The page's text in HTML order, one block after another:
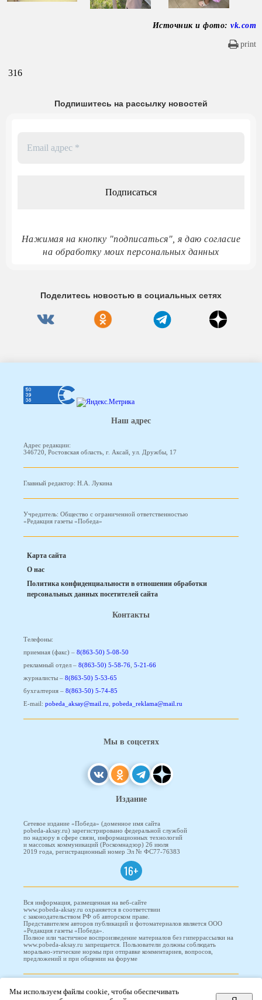
Источник и фото: vk.com
print
316
Подпишитесь на рассылку новостей
Нажимая на кнопку "подписаться", я даю согласие
на обработку моих персональных данных
Поделитесь новостью в социальных сетях
Наш адрес
Адрес редакции:
346720, Ростовская область, г. Аксай, ул. Дружбы, 17
Главный редактор: Н.А. Лукина
Учредитель: Общество с ограниченной ответственностью
«Редакция газеты «Победа»
Карта сайта
О нас
Политика конфиденциальности в отношении обработки
персональных данных посетителей сайта
Контакты
Телефоны:
приемная (факс) – 8(863-50) 5-08-50
рекламный отдел – 8(863-50) 5-58-76, 5-21-66
журналисты – 8(863-50) 5-53-65
бухгалтерия – 8(863-50) 5-74-85
E-mail: pobeda_aksay@mail.ru, pobeda_reklama@mail.ru
Мы в соцсетях
Издание
Сетевое издание «Победа» (доменное имя сайта
pobeda-aksay.ru) зарегистрировано федеральной службой
по надзору в сфере связи, информационных технологий
и массовых коммуникаций (Роскомнадзор) 26 июля
2019 года, регистрационный номер Эл № ФС77-76383
16+
Вся информация, размещенная на веб-сайте
www.pobeda-aksay.ru охраняется в соответствии
с законодательством РФ об авторском праве.
Представителем авторов публикаций и фотоматериалов является ООО
«Редакция газеты «Победа».
Полное или частичное воспроизведение материалов без гиперрассылки на
www.pobeda-aksay.ru запрещается. Пользователи должны соблюдать
морально-этические нормы при отправке комментариев, вопросов,
предложений и при общении на форуме
ПОБЕДА © 2010-2026
Мы используем файлы cookie, чтобы обеспечивать